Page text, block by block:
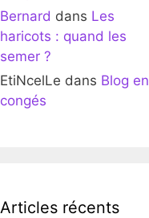
Bernard dans Les
haricots : quand les
semer ?
EtiNcelLe dans Blog en
congés
Articles récents